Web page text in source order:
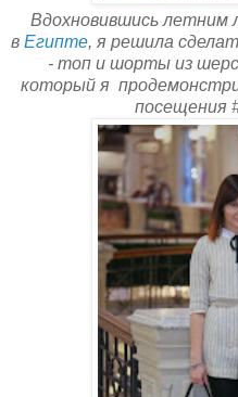
Вдохновившись летним
в Египте, я решила
- топ и шорты из
который я
посещения